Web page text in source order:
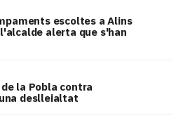
escoltes a Alins
alerta que s'han
de la Pobla contra
deslleialtat